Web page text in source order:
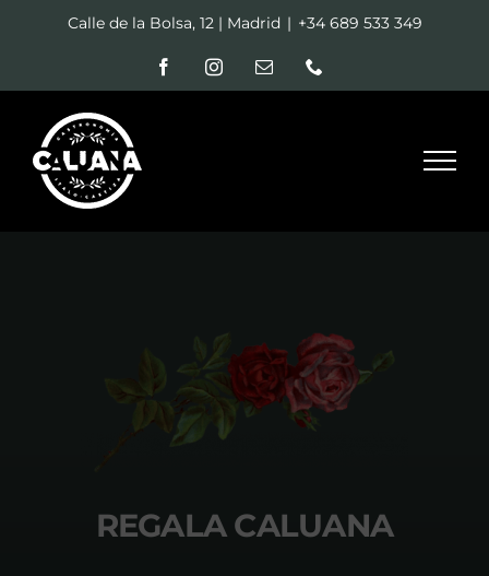
Calle de la Bolsa, 12 | Madrid | +34 689 533 349
REGALA CALUANA